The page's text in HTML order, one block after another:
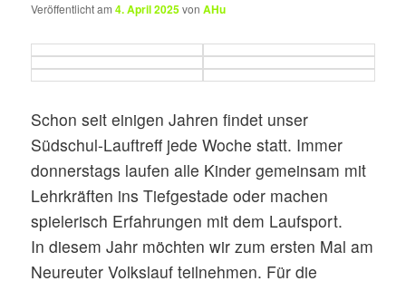
Veröffentlicht am4. April 2025vonAHu
Schon seit einigen Jahren findet unser
Südschul-Lauftreff jede Woche statt. Immer
donnerstags laufen alle Kinder gemeinsam mit
Lehrkräften ins Tiefgestade oder machen
spielerisch Erfahrungen mit dem Laufsport.
In diesem Jahr möchten wir zum ersten Mal am
Neureuter Volkslauf teilnehmen. Für die